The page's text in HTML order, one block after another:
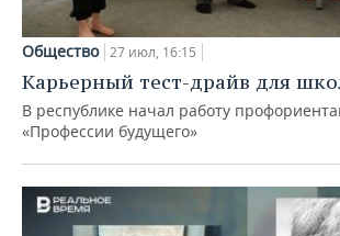
Общество 27 июл, 16:15
Карьерный тест-драйв для
В республике начал работу
«Профессии будущего»